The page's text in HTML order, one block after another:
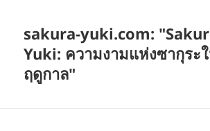
sakura-yuki.com:
Yuki: ความงามแห่งซากุระ
ฤดูกาล"